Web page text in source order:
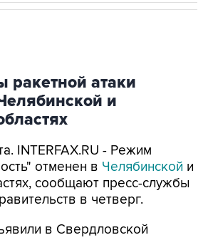
ракетной атаки
и
INTERFAX.RU - Режим
отменен в Челябинской и
сообщают пресс-службы
в четверг.
в Свердловской